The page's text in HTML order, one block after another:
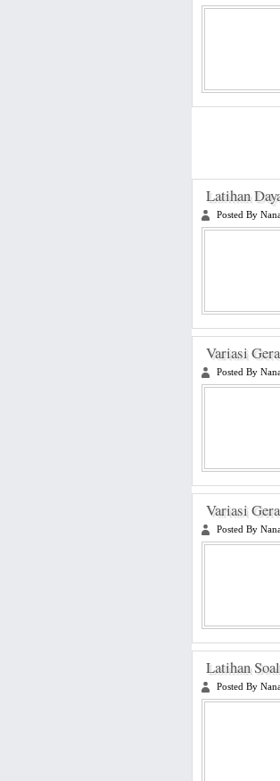
Latihan
Posted By
Variasi
Posted By
Variasi
Posted By
Latihan
Posted By